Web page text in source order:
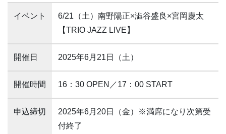
イベント
6/21（土）南野陽正×澁谷盛良×宮岡慶太
【TRIO JAZZ LIVE】
開催日 2025年6月21日（土）
開催時間 16：30 OPEN／17：00 START
申込締切
2025年6月20日（金）※満席になり次第受
付終了